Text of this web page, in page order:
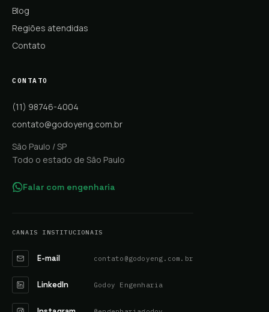
Blog
Regiões atendidas
Contato
CONTATO
(11) 98746-4004
contato@godoyeng.com.br
São Paulo / SP
Todo o estado de São Paulo
Falar com engenharia
CANAIS INSTITUCIONAIS
E-mail contato@godoyeng.com.br
LinkedIn Godoy Engenharia